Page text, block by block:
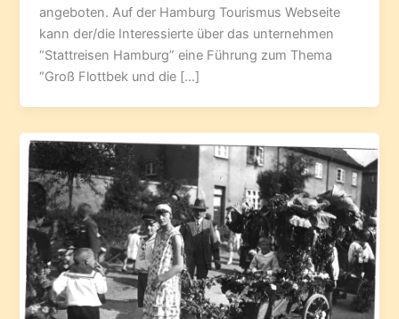
angeboten. Auf der Hamburg Tourismus Webseite
kann der/die Interessierte über das unternehmen
“Stattreisen Hamburg” eine Führung zum Thema
“Groß Flottbek und die […]